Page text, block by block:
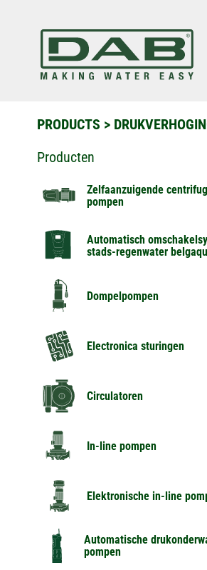
PRODUCTS >
Producten
Zelfaanzuigende
pompen
Automatisch
stads-regenwater
Dompelpompen
Electronica sturingen
Circulatoren
In-line pompen
Elektronische in-line
Automatische
pompen